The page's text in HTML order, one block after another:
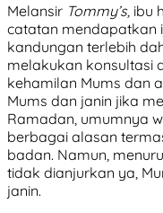
Melansir Tommy’s, ibu
catatan mendapatkan
kandungan terlebih
melakukan konsultasi
kehamilan Mums dan
Mums dan janin jika
Ramadan, umumnya
berbagai alasan
badan. Namun,
tidak dianjurkan ya,
janin.